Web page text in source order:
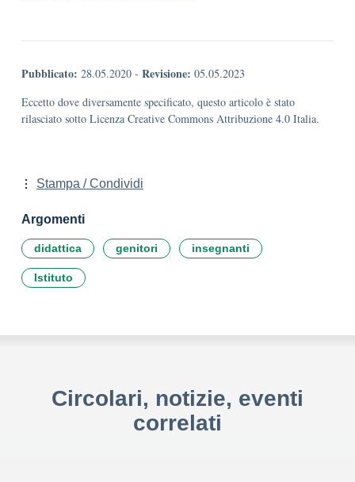
Pubblicato: 28.05.2020 - Revisione: 05.05.2023
Eccetto dove diversamente specificato, questo articolo è stato
rilasciato sotto Licenza Creative Commons Attribuzione 4.0 Italia.
Stampa / Condividi
Argomenti
didattica genitori insegnanti
Istituto
Circolari, notizie, eventi
correlati